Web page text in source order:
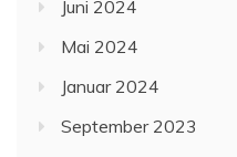
Juni 2024
Mai 2024
Januar 2024
September 2023